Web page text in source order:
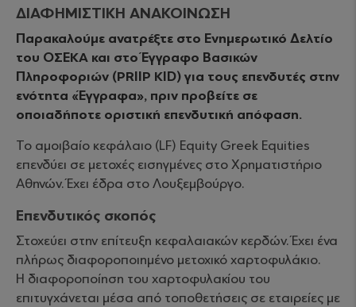
ΔΙΑΦΗΜΙΣΤΙΚΗ ΑΝΑΚΟΙΝΩΣΗ
Παρακαλούμε ανατρέξτε στο Ενημερωτικό Δελτίο
του ΟΣΕΚΑ και στο Έγγραφο Βασικών
Πληροφοριών (PRIIP KID) για τους επενδυτές στην
ενότητα «Έγγραφα», πριν προβείτε σε
οποιαδήποτε οριστική επενδυτική απόφαση.
Το αμοιβαίο κεφάλαιο (LF) Equity Greek Equities
επενδύει σε μετοχές εισηγμένες στο Χρηματιστήριο
Αθηνών. Έχει έδρα στο Λουξεμβούργο.
Επενδυτικός σκοπός
Στοχεύει στην επίτευξη κεφαλαιακών κερδών. Έχει ένα
πλήρως διαφοροποιημένο μετοχικό χαρτοφυλάκιο.
Η διαφοροποίηση του χαρτοφυλακίου του
επιτυγχάνεται μέσα από τοποθετήσεις σε εταιρείες με